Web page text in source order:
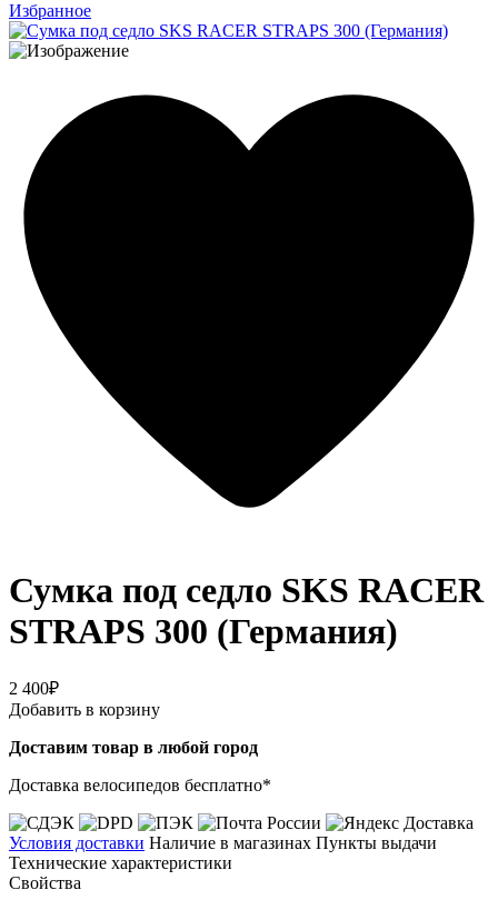
Избранное
Сумка под седло SKS RACER
STRAPS 300 (Германия)
2 400₽
Добавить в корзину
Доставим товар в любой город
Доставка велосипедов бесплатно*
Условия доставки Наличие в магазинах Пункты выдачи
Технические характеристики
Свойства